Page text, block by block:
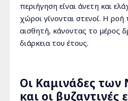
περιήγηση είναι άνετη και
χώροι γίνονται στενοί. Η ροή
αισθητή, κάνοντας το μέρος
διάρκεια του έτους.
Οι Καμινάδες των
και οι βυζαντινές